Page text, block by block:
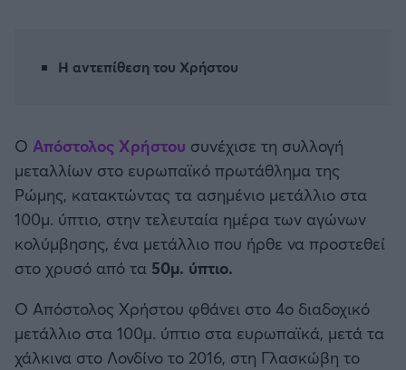
Μπαρτσελόνα
Ρεάλ Μαδρίτης
Ατλέτικο Μαδρίτης
Μάντσεστερ Γιουνάιτεντ
Η αντεπίθεση του Χρήστου
Ο Απόστολος Χρήστου συνέχισε τη συλλογή
μεταλλίων στο ευρωπαϊκό πρωτάθλημα της
Ρώμης, κατακτώντας τα ασημένιο μετάλλιο στα
100μ. ύπτιο, στην τελευταία ημέρα των αγώνων
κολύμβησης, ένα μετάλλιο που ήρθε να προστεθεί
στο χρυσό από τα 50μ. ύπτιο.
Ο Απόστολος Χρήστου φθάνει στο 4ο διαδοχικό
μετάλλιο στα 100μ. ύπτιο στα ευρωπαϊκά, μετά τα
χάλκινα στο Λονδίνο το 2016, στη Γλασκώβη το